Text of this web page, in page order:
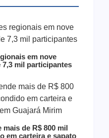
em nove
7,3 mil participantes
de R$ 800 mil
em carteira e sapato